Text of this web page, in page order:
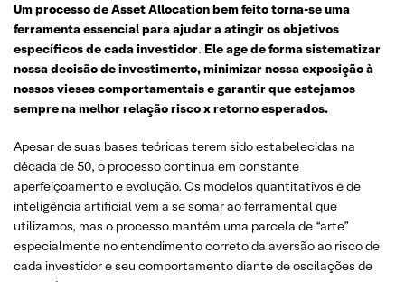
Um processo de Asset Allocation bem feito torna-se uma
ferramenta essencial para ajudar a atingir os objetivos
específicos de cada investidor. Ele age de forma sistematizar
nossa decisão de investimento, minimizar nossa exposição à
nossos vieses comportamentais e garantir que estejamos
sempre na melhor relação risco x retorno esperados.
Apesar de suas bases teóricas terem sido estabelecidas na
década de 50, o processo continua em constante
aperfeiçoamento e evolução. Os modelos quantitativos e de
inteligência artificial vem a se somar ao ferramental que
utilizamos, mas o processo mantém uma parcela de “arte”
especialmente no entendimento correto da aversão ao risco de
cada investidor e seu comportamento diante de oscilações de